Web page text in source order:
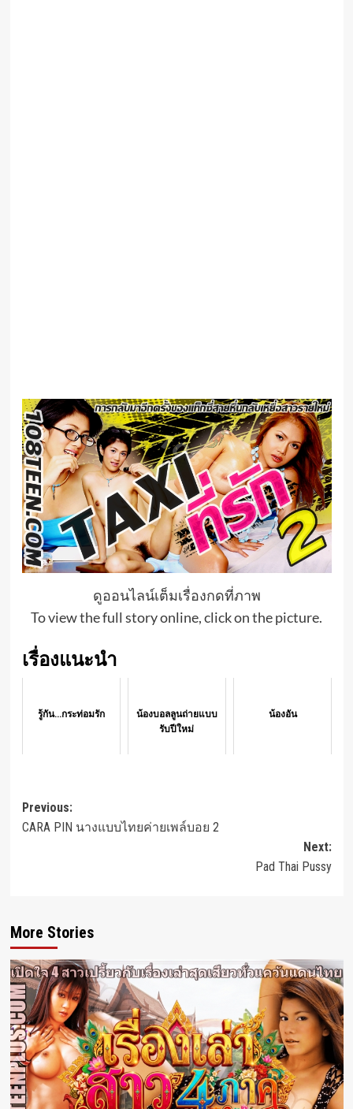
ดูออนไลน์เต็มเรื่องกดที่ภาพ
To view the full story online, click on the picture.
เรื่องแนะนำ
รู้กัน...กระท่อมรัก
น้องบอลลูนถ่ายแบบ
รับปีใหม่
น้องอัน
Post
navigation
Previous:
CARA PIN นางแบบไทยค่ายเพล์บอย 2
Next:
Pad Thai Pussy
More Stories